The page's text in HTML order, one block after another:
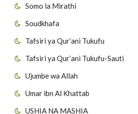
Somo la Mirathi
Soudkhafa
Tafsiri ya Qur’ani Tukufu
Tafsiri ya Qur’ani Tukufu-Sauti
Ujumbe wa Allah
Umar ibn Al Khattab
USHIA NA MASHIA